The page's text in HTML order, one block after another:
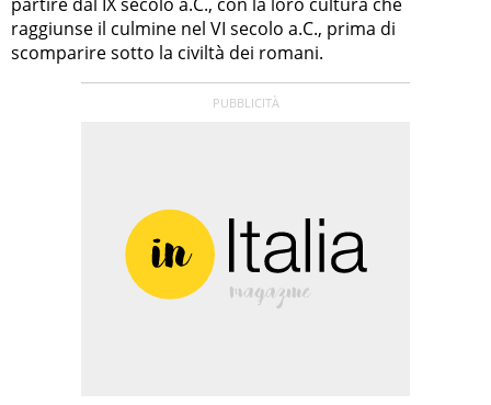
raggiunse il culmine nel VI secolo a.C., prima di
scomparire sotto la civiltà dei romani.